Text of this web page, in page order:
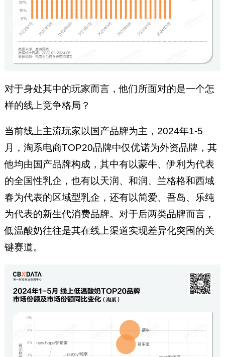
对于身处其中的玩家而言，他们所面对的是一个怎
样的线上竞争格局？
当前线上主流玩家以国产品牌为主，2024年1-5
月，淘系电商TOP20品牌中仅优诺为外资品牌，其
他均由国产品牌构成，其中有以蒙牛、伊利为代表
的全国性乳企，也有以天润、和润、兰格格和西域
春为代表的区域型乳企，还有以简爱、吾岛、乐纯
为代表的新生代消费品牌。对于后两类品牌而言，
低温酸奶往往是其在线上渠道实现差异化突围的关
键赛道。